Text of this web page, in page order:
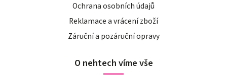
Ochrana osobních údajů
Reklamace a vrácení zboží
Záruční a pozáruční opravy
O nehtech víme vše